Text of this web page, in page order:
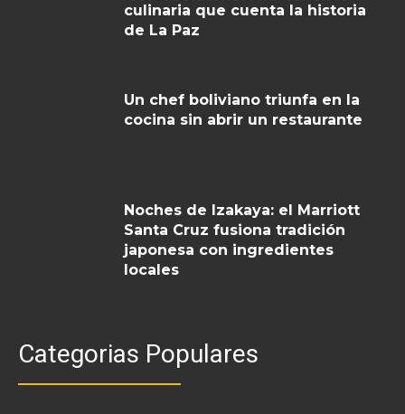
culinaria que cuenta la historia
de La Paz
Un chef boliviano triunfa en la
cocina sin abrir un restaurante
Noches de Izakaya: el Marriott
Santa Cruz fusiona tradición
japonesa con ingredientes
locales
Categorias Populares